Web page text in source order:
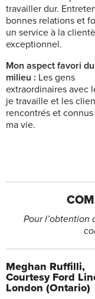
travailler dur.
bonnes relations et
un service à la
exceptionnel.
Mon aspect favori du
milieu : Les gens
extraordinaires avec
je travaille et les
rencontrés et
ma vie.
Pour l’obtention
Meghan Ruffilli,
Courtesy Ford
London (Ontario)